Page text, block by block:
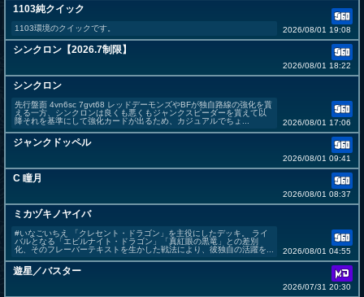
1103純クイック
1103環境のクイックです。 2026/08/01 19:08
シンクロン【2026.7制限】
2026/08/01 18:22
シンクロン
先行盤面 4vn6sc 7gvt68 レッドデーモンズやBFが独自路線の強化を貰
える一方、シンクロンは良くも悪くもジャンクスピーダーを貰えて以
降それを基準にして強化カードが出るため、カジュアルでちょ...
2026/08/01 17:06
ジャンクドッペル
2026/08/01 09:41
C 瞳月
2026/08/01 08:37
ミカヅキノヤイバ
#いなごいちえ 「クレセント・ドラゴン」を主役にしたデッキ。 ライ
バルとなる「エビルナイト・ドラゴン」「真紅眼の黒竜」との差別
化、そのフレーバーテキストを生かした戦法により、彼独自の活躍を...
2026/08/01 04:55
遊星／バスター
2026/07/31 20:30